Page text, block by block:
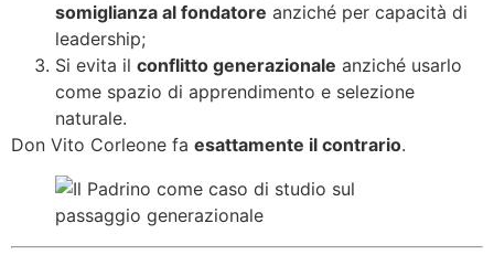
somiglianza al fondatore anziché per capacità di
leadership;
Si evita il conflitto generazionale anziché usarlo
come spazio di apprendimento e selezione
naturale.
Don Vito Corleone fa esattamente il contrario.